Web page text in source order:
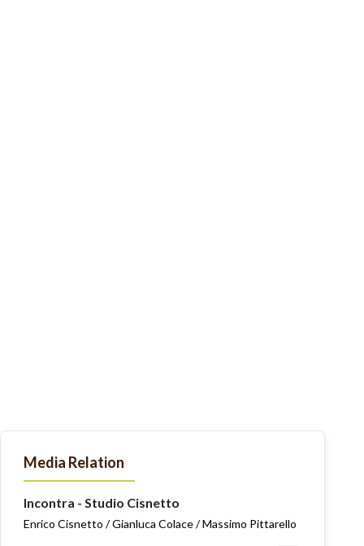
Media Relation
Incontra - Studio Cisnetto
Enrico Cisnetto / Gianluca Colace / Massimo Pittarello